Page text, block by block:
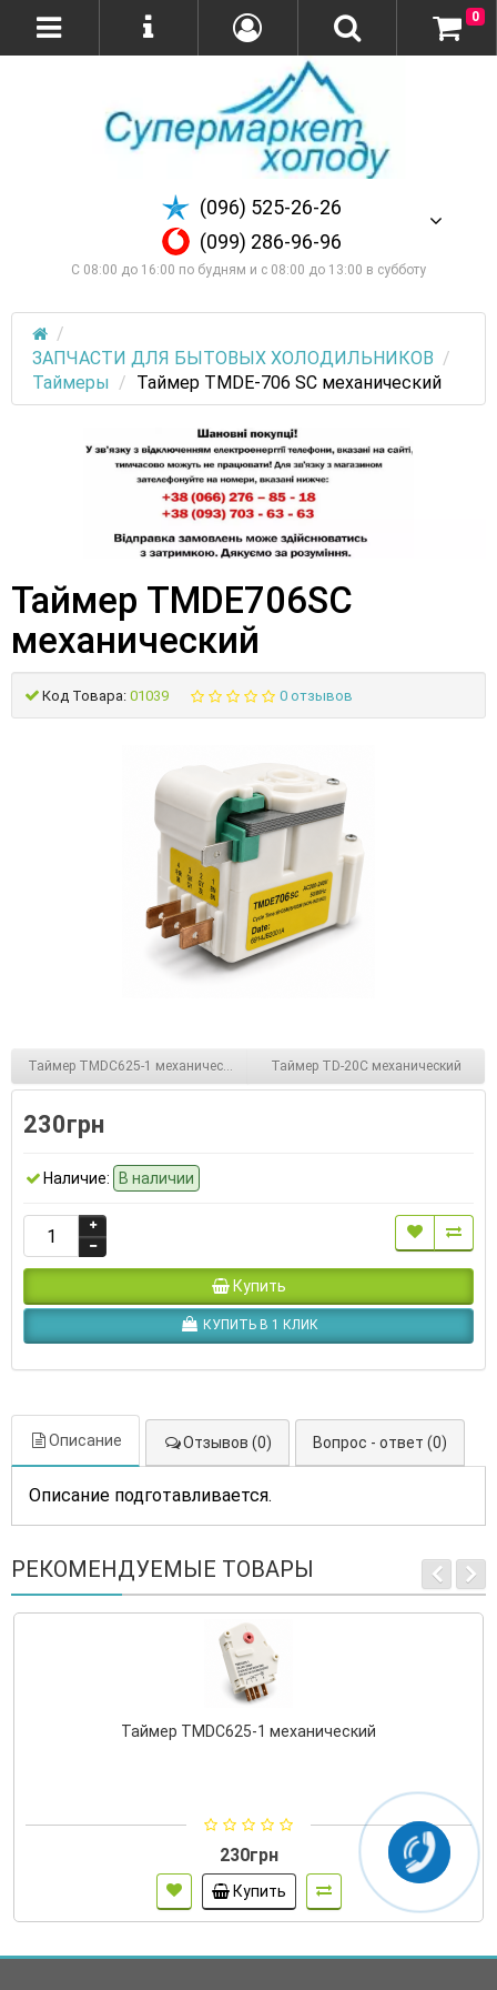
(096) 525-26-26
(099) 286-96-96
С 08:00 до 16:00 по будням и с 08:00 до 13:00 в субботу
0
ЗАПЧАСТИ ДЛЯ БЫТОВЫХ ХОЛОДИЛЬНИКОВ
Таймеры
Таймер TMDE-706 SC механический
Таймер TMDE706SC
механический
Код Товара: 01039 0 отзывов
Таймер TMDC625-1 механический Таймер TD-20C механический
230грн
Наличие: В наличии
Купить
КУПИТЬ В 1 КЛИК
Описание Отзывов (0) Вопрос - ответ (0)
Описание подготавливается.
РЕКОМЕНДУЕМЫЕ ТОВАРЫ
Таймер TMDC625-1 механический
230грн
Купить